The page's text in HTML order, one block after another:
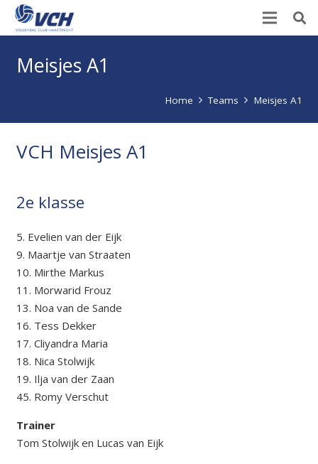
Meisjes A1
Home Teams Meisjes A1
VCH Meisjes A1
2e klasse
5. Evelien van der Eijk
9. Maartje van Straaten
10. Mirthe Markus
11. Morwarid Frouz
13. Noa van de Sande
16. Tess Dekker
17. Cliyandra Maria
18. Nica Stolwijk
19. Ilja van der Zaan
45. Romy Verschut
Trainer
Tom Stolwijk en Lucas van Eijk